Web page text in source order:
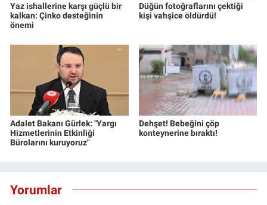
Yaz ishallerine karşı güçlü bir
kalkan: Çinko desteğinin
önemi
Düğün fotoğraflarını çektiği
kişi vahşice öldürdü!
Adalet Bakanı Gürlek: "Yargı
Hizmetlerinin Etkinliği
Bürolarını kuruyoruz"
Dehşet! Bebeğini çöp
konteynerine bıraktı!
Yorumlar